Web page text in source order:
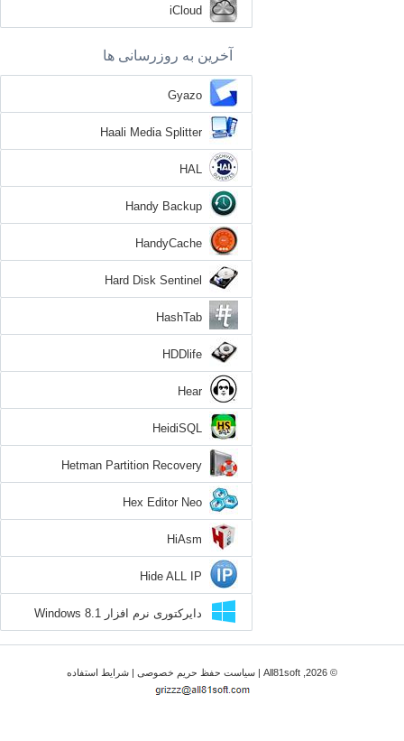
iCloud
آخرین به روزرسانی ها
Gyazo
Haali Media Splitter
HAL
Handy Backup
HandyCache
Hard Disk Sentinel
HashTab
HDDlife
Hear
HeidiSQL
Hetman Partition Recovery
Hex Editor Neo
HiAsm
Hide ALL IP
دایرکتوری نرم افزار Windows 8.1
© 2026, All81soft | سیاست حفظ حریم خصوصی|شرایط استفاده